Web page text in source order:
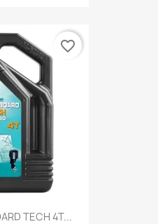
TECH 4T...
favorite_border